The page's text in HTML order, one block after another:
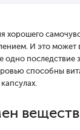
хорошего
И это может
одно последствие
способны